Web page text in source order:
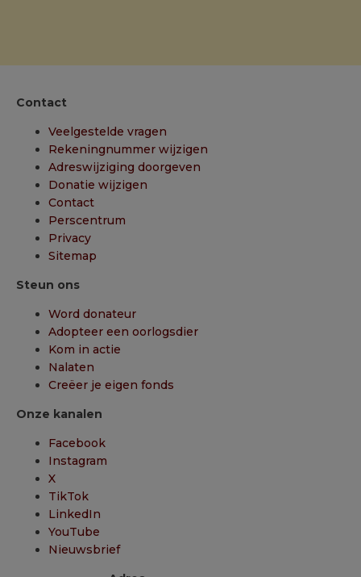
Contact
Veelgestelde vragen
Rekeningnummer wijzigen
Adreswijziging doorgeven
Donatie wijzigen
Contact
Perscentrum
Privacy
Sitemap
Steun ons
Word donateur
Adopteer een oorlogsdier
Kom in actie
Nalaten
Creëer je eigen fonds
Onze kanalen
Facebook
Instagram
X
TikTok
LinkedIn
YouTube
Nieuwsbrief